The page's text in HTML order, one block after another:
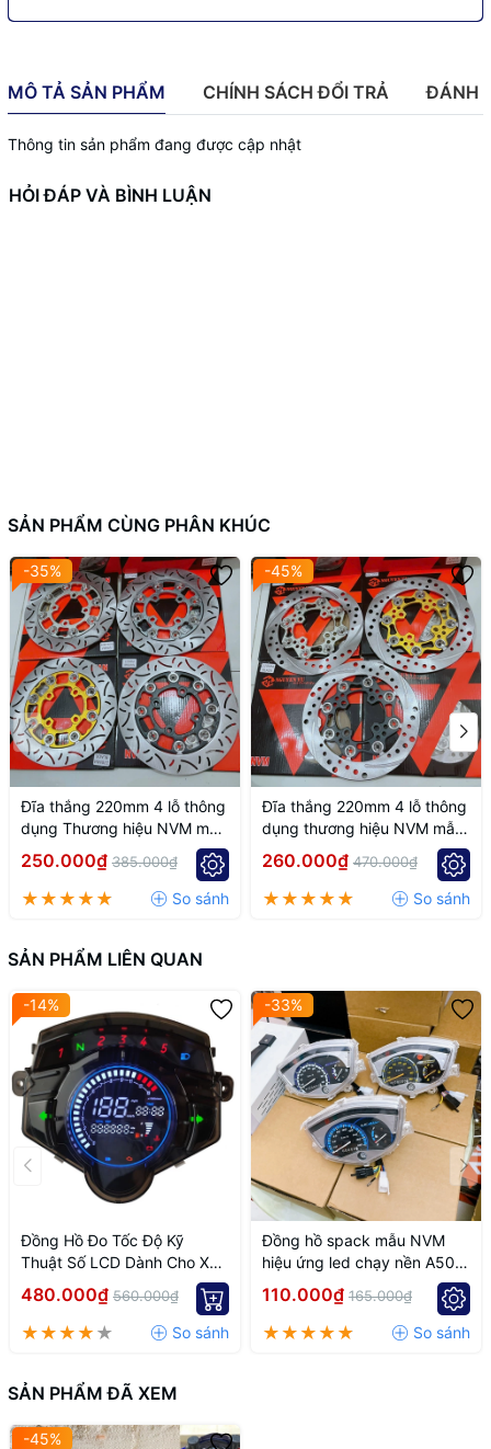
MÔ TẢ SẢN PHẨM CHÍNH SÁCH ĐỔI TRẢ ĐÁNH
Thông tin sản phẩm đang được cập nhật
HỎI ĐÁP VÀ BÌNH LUẬN
SẢN PHẨM CÙNG PHÂN KHÚC
-35%
Đĩa thắng 220mm 4 lỗ thông
dụng Thương hiệu NVM mẫu
k7
250.000₫ 385.000₫
-45%
Đĩa thắng 220mm 4 lỗ thông
dụng thương hiệu NVM mẫu
k6
260.000₫ 470.000₫
SẢN PHẨM LIÊN QUAN
-14%
Đồng Hồ Đo Tốc Độ Kỹ
Thuật Số LCD Dành Cho Xe
Yamaha LC135 V2 V3 V4 V5
V6 4S / 5S
480.000₫ 560.000₫
-33%
Đồng hồ spack mẫu NVM
hiệu ứng led chạy nền A50
Sirius Ex2010
110.000₫ 165.000₫
SẢN PHẨM ĐÃ XEM
-45%